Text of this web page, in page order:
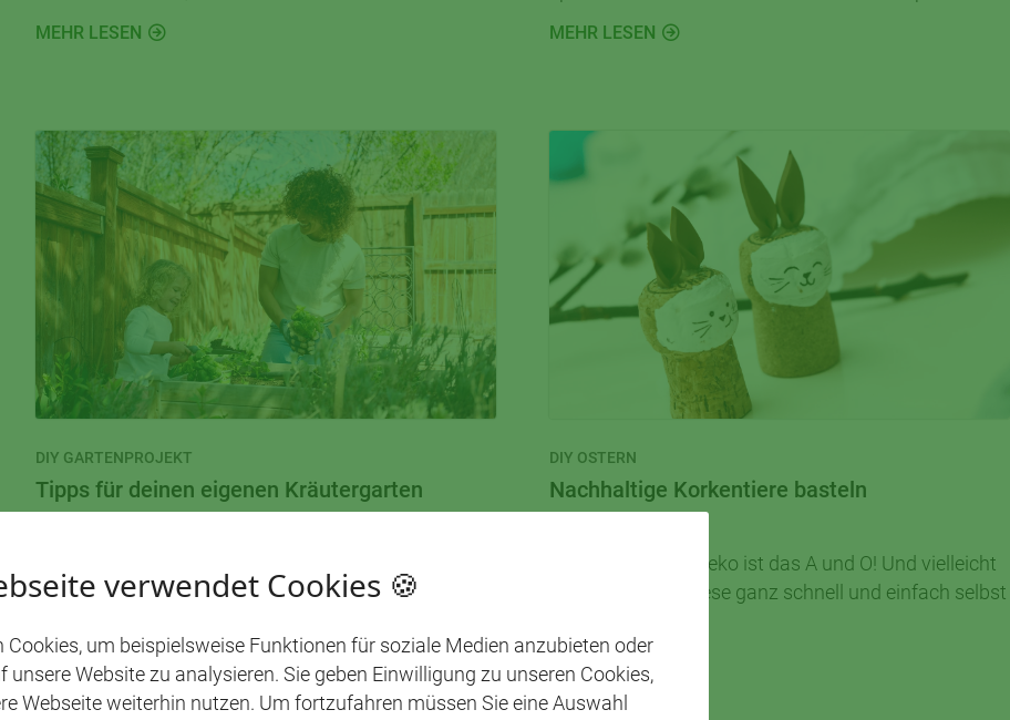
offenen Augen und ein wenig Neugier gibt es
draußen in der Natur jede Menge Spannendes zu
MEHR LESEN
euer Garten oder Balkon zur spritzigen
Abenteuerwelt.
MEHR LESEN
DIY GARTENPROJEKT
Tipps für deinen eigenen Kräutergarten
eigenen Küchenkreationen zu bereichern. Er ist auch
jedem Balkon und hilft darüber hinaus den
heimischen Insekten. Unsere Tipps für die eigene
duftende Kräuteroase.
MEHR LESEN
DIY OSTERN
Nachhaltige Korkentiere basteln
Die richtige Osterdeko ist das A und O! Und vielleicht
habt ihr ja Lust, diese ganz schnell und einfach selbst
MEHR LESEN
verwendet Cookies 🍪
Cookies, um beispielsweise Funktionen für soziale Medien anzubieten oder
unsere Website zu analysieren. Sie geben Einwilligung zu unseren Cookies,
Webseite weiterhin nutzen. Um fortzufahren müssen Sie eine Auswahl